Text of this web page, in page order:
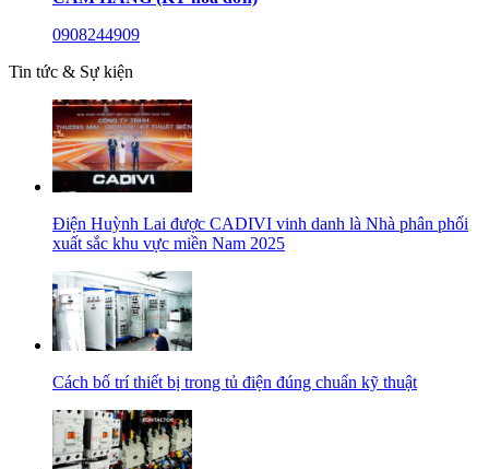
0908244909
Tin tức & Sự kiện
Điện Huỳnh Lai được CADIVI vinh danh là Nhà phân phối
xuất sắc khu vực miền Nam 2025
Cách bố trí thiết bị trong tủ điện đúng chuẩn kỹ thuật